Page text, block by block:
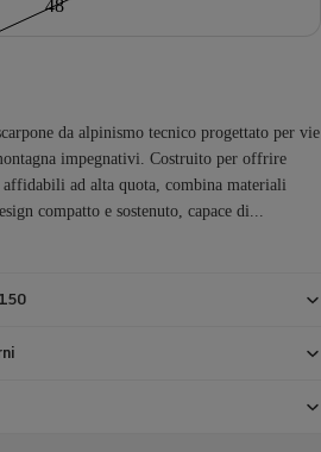
48
da alpinismo tecnico progettato per vie
impegnativi. Costruito per offrire
affidabili ad alta quota, combina materiali
compatto e sostenuto, capace di...